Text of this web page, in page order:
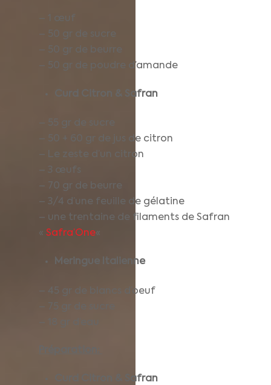
– 1 œuf
– 50 gr de sucre
– 50 gr de beurre
– 50 gr de poudre d’amande
Curd Citron & Safran
– 55 gr de sucre
– 50 + 60 gr de jus de citron
– Le zeste d’un citron
– 3 œufs
– 70 gr de beurre
– 3/4 d’une feuille de gélatine
– une trentaine de filaments de Safran
« Safra’One«
Meringue Italienne
– 45 gr de blancs d’oeuf
– 75 gr de sucre
& Safran